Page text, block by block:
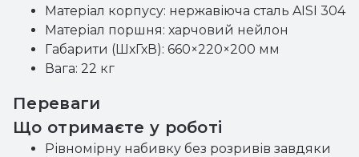
Матеріал корпусу: нержавіюча сталь AISI 304
Матеріал поршня: харчовий нейлон
Габарити (ШхГхВ): 660×220×200 мм
Вага: 22 кг
Переваги
Що отримаєте у роботі
Рівномірну набивку без розривів завдяки